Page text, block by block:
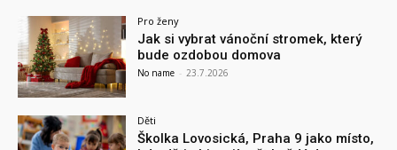
Pro ženy
Jak si vybrat vánoční stromek, který
bude ozdobou domova
No name - 23.7.2026
Děti
Školka Lovosická, Praha 9 jako místo,